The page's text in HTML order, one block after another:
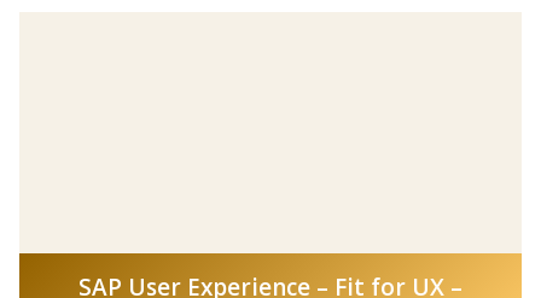
SAP User Experience – Fit for UX –